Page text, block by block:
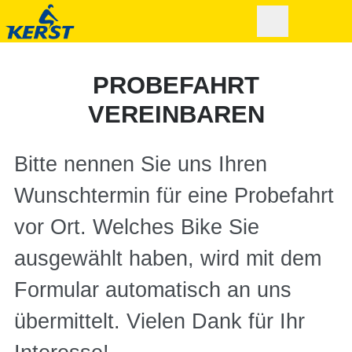
PROBEFAHRT
VEREINBAREN
Bitte nennen Sie uns Ihren
Wunschtermin für eine Probefahrt
vor Ort. Welches Bike Sie
ausgewählt haben, wird mit dem
Formular automatisch an uns
übermittelt. Vielen Dank für Ihr